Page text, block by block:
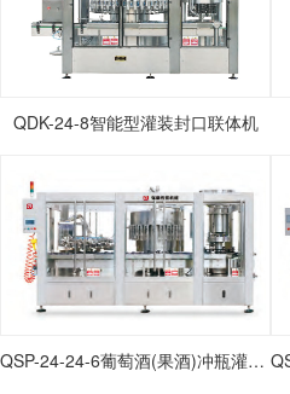
QDK-24-8智能型灌装封口联体机
QSP-24-24-6葡萄酒(果酒)冲瓶灌装打塞联体机